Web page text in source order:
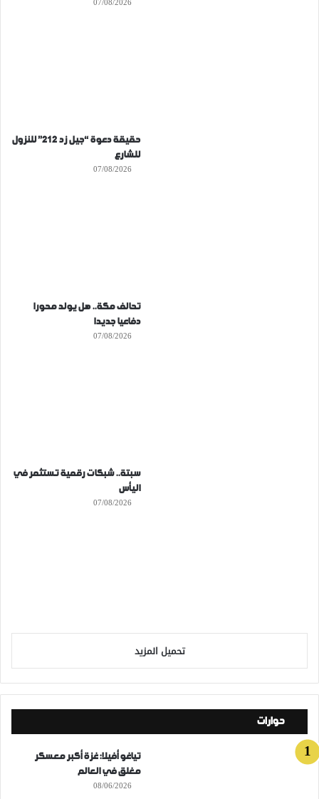
حقيقة دعوة “جيل زد 212” للنزول
للشارع
07/08/2026
تحالف مكة.. هل يولد محورا
دفاعيا جديدا
07/08/2026
سبتة.. شبكات رقمية تستثمر في
اليأس
07/08/2026
تحميل المزيد
حوارات
تياغو أفيلا: غزة أكبر معسكر
مغلق في العالم
08/06/2026